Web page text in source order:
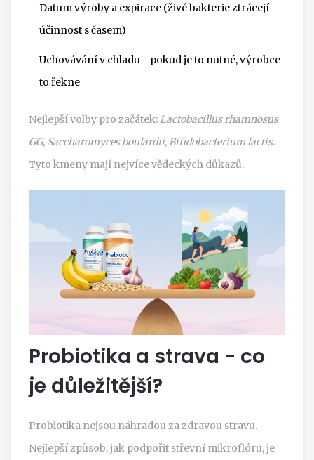
Datum výroby a expirace (živé bakterie ztrácejí
účinnost s časem)
Uchovávání v chladu - pokud je to nutné, výrobce
to řekne
Nejlepší volby pro začátek:Lactobacillus rhamnosus
GG, Saccharomyces boulardii,Bifidobacterium lactis.
Tyto kmeny mají nejvíce vědeckých důkazů.
Probiotika a strava - co
je důležitější?
Probiotika nejsou náhradou za zdravou stravu.
Nejlepší způsob, jak podpořit střevní mikroflóru, je